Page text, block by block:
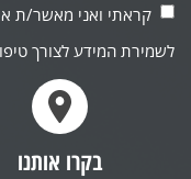
קראתי ואני מאשר/ת
לשמירת המידע לצורך
בקרו אותנו